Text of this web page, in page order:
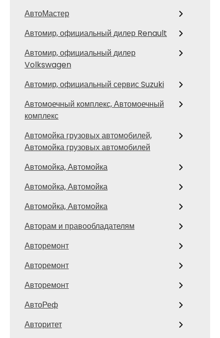
АвтоМастер
Автомир, официальный дилер Renault
Автомир, официальный дилер
Volkswagen
Автомир, официальный сервис Suzuki
Автомоечный комплекс, Автомоечный
комплекс
Автомойка грузовых автомобилей,
Автомойка грузовых автомобилей
Автомойка, Автомойка
Автомойка, Автомойка
Автомойка, Автомойка
Авторам и правообладателям
Авторемонт
Авторемонт
Авторемонт
АвтоРеф
Авторитет